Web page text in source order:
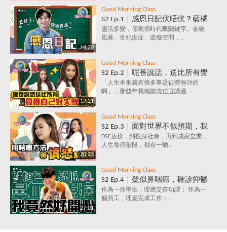
14:20
Good Morning Class
S2 Ep.1｜感恩日記伏唔伏？藍橘
子為你解構，究竟係乜嘢原理，
每天寫低3件感恩事件，就會影
靈活多變，係呢個時代嘅關鍵字。金融
風暴、世紀疫症、虛擬空間，...
17:21
Good Morning Class
S2 Ep.2｜呢番說話，送比所有覺
得自己好失敗嘅人｜放棄好唔
好？堅持值唔值？人生到底有咩
「人生本來就有很多事是徒勞無功的
啊」，那些年我哋聽沈佳宜講過...
20:23
Good Morning Class
S2 Ep.3｜面對世界不似預期，我
要保持憤怒？｜負面情緒背後鮮
為人知的含義，你知道嗎？
DSE放榜，到投身社會，再到成家立業，
人生每個階段，都有一啲...
27:01
Good Morning Class
S2 Ep.4｜疑似鼻咽癌，確診抑鬱
症，究竟點解會咁？唔洗睇醫
生，唔洗食藥，都可以打敗抑鬱
作為一個學生，理應交齊功課； 作為一
個員工，理應完成工作；...